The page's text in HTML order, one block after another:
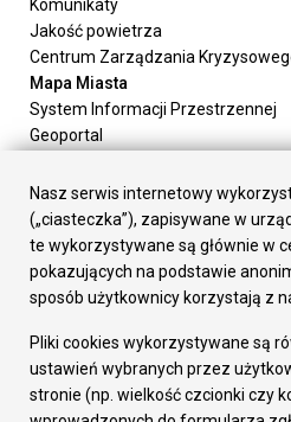
Komunikaty
Jakość powietrza
Centrum Zarządzania
Mapa Miasta
System Informacji Przestrzennej
Geoportal
Załatw sprawę
Prezydent Miasta
Rada Miasta
Wydziały
Elektroniczna Skrzynka Podawcza
Gospodarka
Fundusze europejskie
Środki krajowe
Nasz serwis internetowy
(„ciasteczka”), zapisywane w
te wykorzystywane są głównie w
pokazujących na podstawie
sposób użytkownicy korzystają z
Pliki cookies wykorzystywane są
ustawień wybranych przez
stronie (np. wielkość czcionki czy